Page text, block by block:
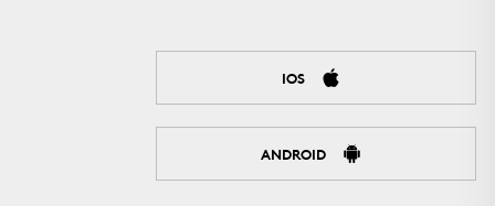
IOS
ANDROID